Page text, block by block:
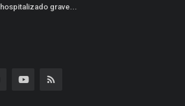
hospitalizado grave...